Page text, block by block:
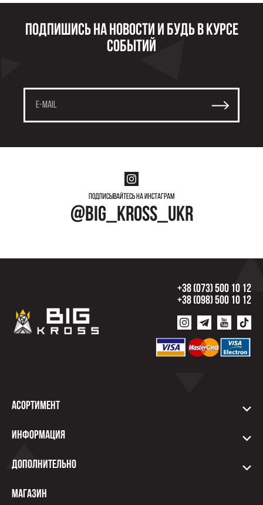
Подпишись на новости и будь в курсе
событий
Подписывайтесь на инстаграм
@big_kross_ukr
+38 (073) 500 10 12
+38 (098) 500 10 12
Асортимент
Информация
Дополнительно
Магазин